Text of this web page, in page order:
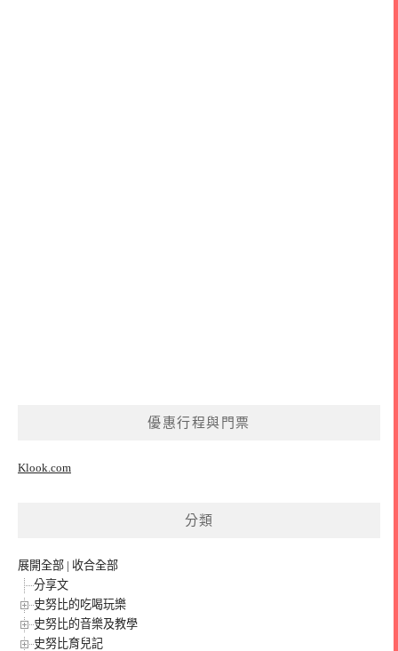
優惠行程與門票
Klook.com
分類
展開全部 | 收合全部
分享文
史努比的吃喝玩樂
史努比的音樂及教學
史努比育兒記